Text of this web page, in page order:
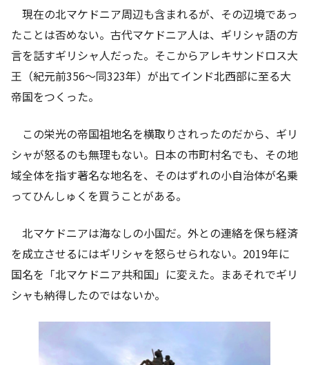
現在の北マケドニア周辺も含まれるが、その辺境であっ
たことは否めない。古代マケドニア人は、ギリシャ語の方
言を話すギリシャ人だった。そこからアレキサンドロス大
王（紀元前356～同323年）が出てインド北西部に至る大
帝国をつくった。
この栄光の帝国祖地名を横取りされったのだから、ギリ
シャが怒るのも無理もない。日本の市町村名でも、その地
域全体を指す著名な地名を、そのはずれの小自治体が名乗
ってひんしゅくを買うことがある。
北マケドニアは海なしの小国だ。外との連絡を保ち経済
を成立させるにはギリシャを怒らせられない。2019年に
国名を「北マケドニア共和国」に変えた。まあそれでギリ
シャも納得したのではないか。